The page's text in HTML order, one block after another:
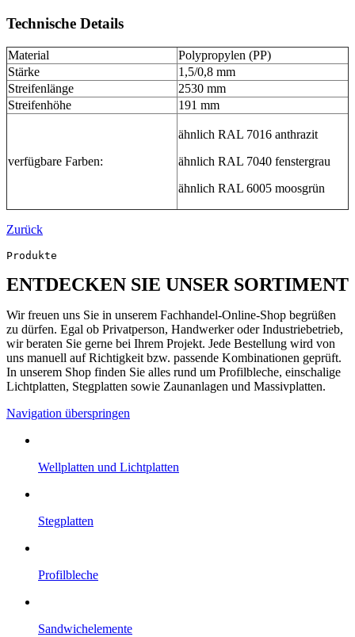
Technische Details
Material
Polypropylen (PP)
Stärke
1,5/0,8 mm
Streifenlänge
2530 mm
Streifenhöhe
191 mm
verfügbare Farben:
ähnlich RAL 7016 anthrazit
ähnlich RAL 7040 fenstergrau
ähnlich RAL 6005 moosgrün
Zurück
Produkte
ENTDECKEN SIE UNSER SORTIMENT
Wir freuen uns Sie in unserem Fachhandel-Online-Shop begrüßen
zu dürfen. Egal ob Privatperson, Handwerker oder Industriebetrieb,
wir beraten Sie gerne bei Ihrem Projekt. Jede Bestellung wird von
uns manuell auf Richtigkeit bzw. passende Kombinationen geprüft.
In unserem Shop finden Sie alles rund um Profilbleche, einschalige
Lichtplatten, Stegplatten sowie Zaunanlagen und Massivplatten.
Navigation überspringen
Well­platten und Licht­platten
Steg­platten
Profil­bleche
Sandwich­elemente